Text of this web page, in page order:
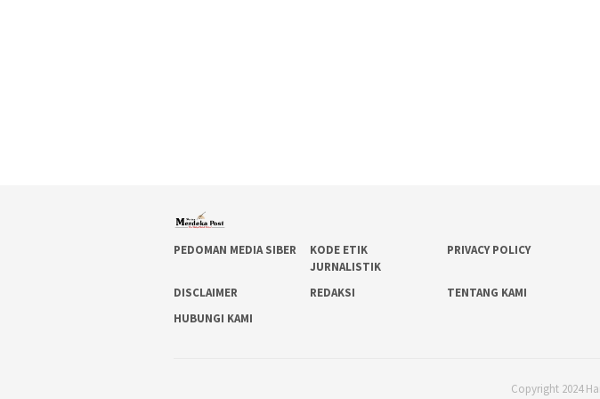
PEDOMAN MEDIA SIBER
KODE ETIK
JURNALISTIK
PRIVACY POLICY
DISCLAIMER REDAKSI
TENTANG KAMI
HUBUNGI KAMI
Copyright 2024